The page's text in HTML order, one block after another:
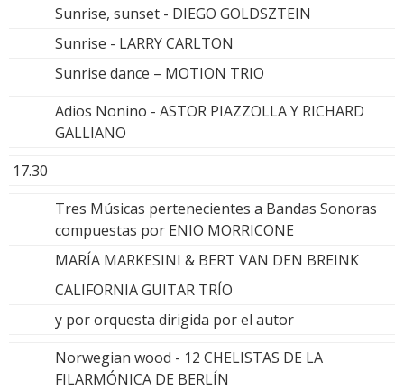
Sunrise, sunset - DIEGO GOLDSZTEIN
Sunrise - LARRY CARLTON
Sunrise dance – MOTION TRIO
Adios Nonino - ASTOR PIAZZOLLA Y RICHARD
GALLIANO
17.30
Tres Músicas pertenecientes a Bandas Sonoras
compuestas por ENIO MORRICONE
MARÍA MARKESINI & BERT VAN DEN BREINK
CALIFORNIA GUITAR TRÍO
y por orquesta dirigida por el autor
Norwegian wood - 12 CHELISTAS DE LA
FILARMÓNICA DE BERLÍN